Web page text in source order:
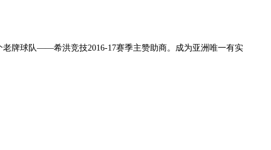
牌球队——希洪竞技2016-17赛季主赞助商。成为亚洲唯一有实